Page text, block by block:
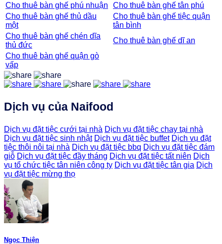
Cho thuê bàn ghế phú nhuận
Cho thuê bàn ghế tân phú
Cho thuê bàn ghế thủ dầu
một
Cho thuê bàn ghế tiệc quận
tân bình
Cho thuê bàn ghế chén dĩa
thủ đức
Cho thuê bàn ghế dĩ an
Cho thuê bàn ghế quận gò
vấp
Dịch vụ của Naifood
Dịch vụ đặt tiệc cưới tại nhà Dịch vụ đặt tiệc chay tại nhà
Dịch vụ đặt tiệc sinh nhật Dịch vụ đặt tiệc buffet Dịch vụ đặt
tiệc thôi nôi tại nhà Dịch vụ đặt tiệc bbq Dịch vụ đặt tiệc đám
giỗ Dịch vụ đặt tiệc đầy tháng Dịch vụ đặt tiệc tất niên Dịch
vụ tổ chức tiệc tân niên công ty Dịch vụ đặt tiệc tân gia Dịch
vụ đặt tiệc mừng thọ
Ngọc Thiện